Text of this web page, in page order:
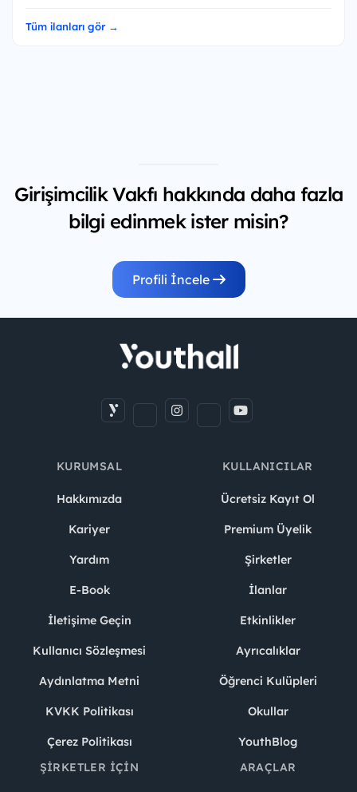
Tüm ilanları gör →
Girişimcilik Vakfı hakkında daha fazla
bilgi edinmek ister misin?
Profili İncele
KURUMSAL
Hakkımızda
Kariyer
Yardım
E-Book
İletişime Geçin
Kullanıcı Sözleşmesi
Aydınlatma Metni
KVKK Politikası
Çerez Politikası
KULLANICILAR
Ücretsiz Kayıt Ol
Premium Üyelik
Şirketler
İlanlar
Etkinlikler
Ayrıcalıklar
Öğrenci Kulüpleri
Okullar
YouthBlog
ŞIRKETLER İÇIN
ARAÇLAR